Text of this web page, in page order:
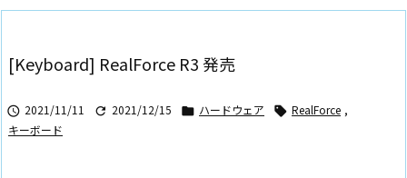
[Keyboard] RealForce R3 発売
 2021/11/11  2021/12/15  ハードウェア  RealForce ,
キーボード